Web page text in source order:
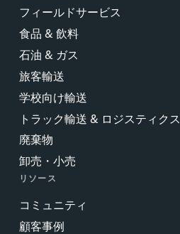
フィールドサービス
食品 & 飲料
石油 & ガス
旅客輸送
学校向け輸送
トラック輸送 & ロジスティクス
廃棄物
卸売・小売
リソース
コミュニティ
顧客事例